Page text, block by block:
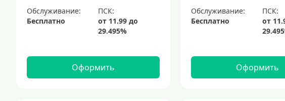
Обслуживание:
Бесплатно
Оформить
Обслуживание:
Бесплатно
Оформить